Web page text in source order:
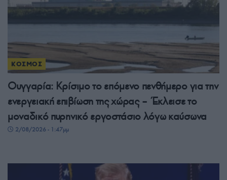
ΚΟΣΜΟΣ
Ουγγαρία: Κρίσιμο το επόμενο πενθήμερο για την
ενεργειακή επιβίωση της χώρας – Έκλεισε το
μοναδικό πυρηνικό εργοστάσιο λόγω καύσωνα
2/08/2026 - 1:47μμ